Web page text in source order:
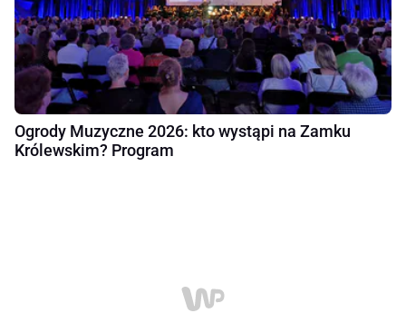
Ogrody Muzyczne 2026: kto wystąpi na Zamku
Królewskim? Program